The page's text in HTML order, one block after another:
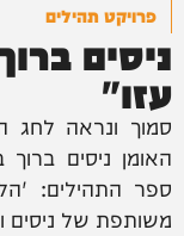
פרויקט תהילים
ניסים
עזו"
סמוך ונראה לחג
האומן ניסים
ספר התהילים:
משותפת של ניסים